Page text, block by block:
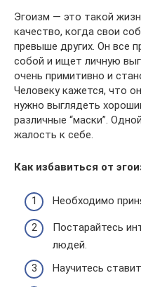
Эгоизм — это такой
качество, когда свои
превыше других. Он все
собой и ищет личную
очень примитивно и
Человеку кажется, что
нужно выглядеть
различные “маски”.
жалость к себе.
Как избавиться от
Необходимо
Постарайтесь
людей.
Научитесь